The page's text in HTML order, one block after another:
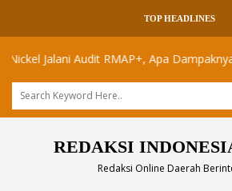
TOP HEADLINES
Jalani Audit RMAP+, Apa Dampaknya
REDAKSI
Redaksi Online Daerah